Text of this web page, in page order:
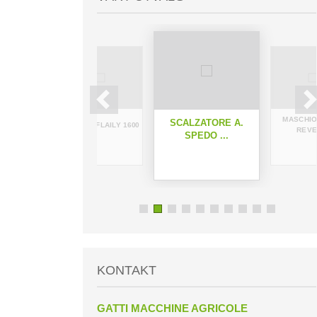
HERMES FLAILY 1600
SCALZATORE A.
SPEDO ...
MASCHIO
KONTAKT
GATTI MACCHINE AGRICOLE